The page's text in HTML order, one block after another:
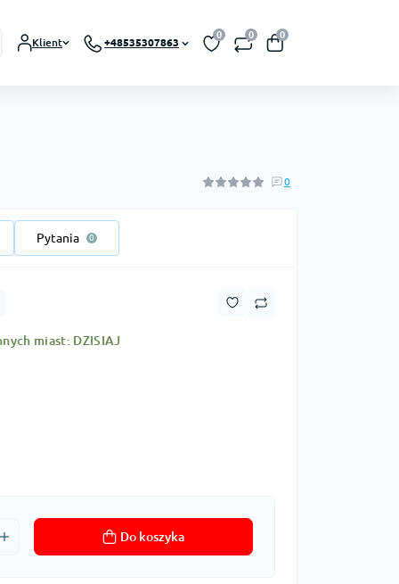
Klient +48535307863
0 0 0
0
Pytania 0
miast: DZISIAJ
Do koszyka